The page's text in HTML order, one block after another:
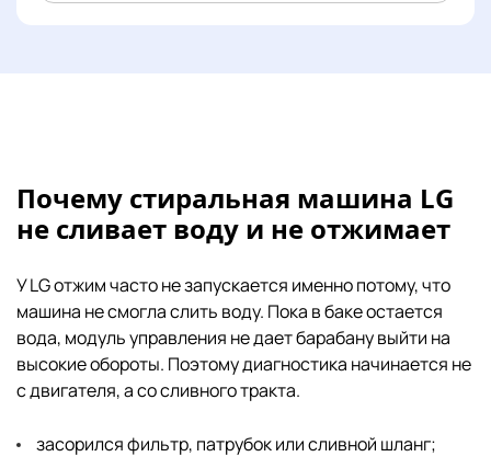
Почему стиральная машина LG
не сливает воду и не отжимает
У LG отжим часто не запускается именно потому, что
машина не смогла слить воду. Пока в баке остается
вода, модуль управления не дает барабану выйти на
высокие обороты. Поэтому диагностика начинается не
с двигателя, а со сливного тракта.
засорился фильтр, патрубок или сливной шланг;